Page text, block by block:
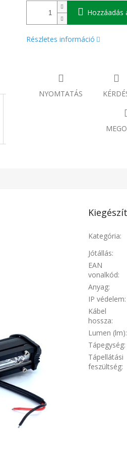
Hozzáadás
Részletes információ
NYOMTATÁS
Kategória:
Jótállás:
EAN
vonalkód:
Anyag:
IP védelem:
Kábel
hossza:
Lumen (lm):
Tápegység:
Tápellátási
feszültség: